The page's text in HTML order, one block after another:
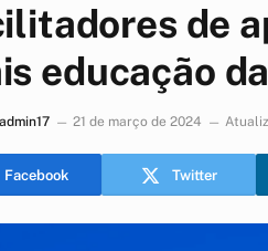
de
educação
21 de março de 2024
Facebook Twitter